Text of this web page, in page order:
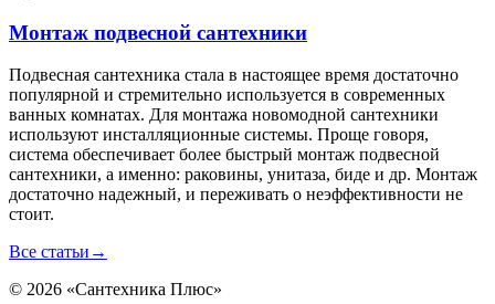
Монтаж подвесной сантехники
Подвесная сантехника стала в настоящее время достаточно
популярной и стремительно используется в современных
ванных комнатах. Для монтажа новомодной сантехники
используют инсталляционные системы. Проще говоря,
система обеспечивает более быстрый монтаж подвесной
сантехники, а именно: раковины, унитаза, биде и др. Монтаж
достаточно надежный, и переживать о неэффективности не
стоит.
Все статьи →
© 2026 «Сантехника Плюс»